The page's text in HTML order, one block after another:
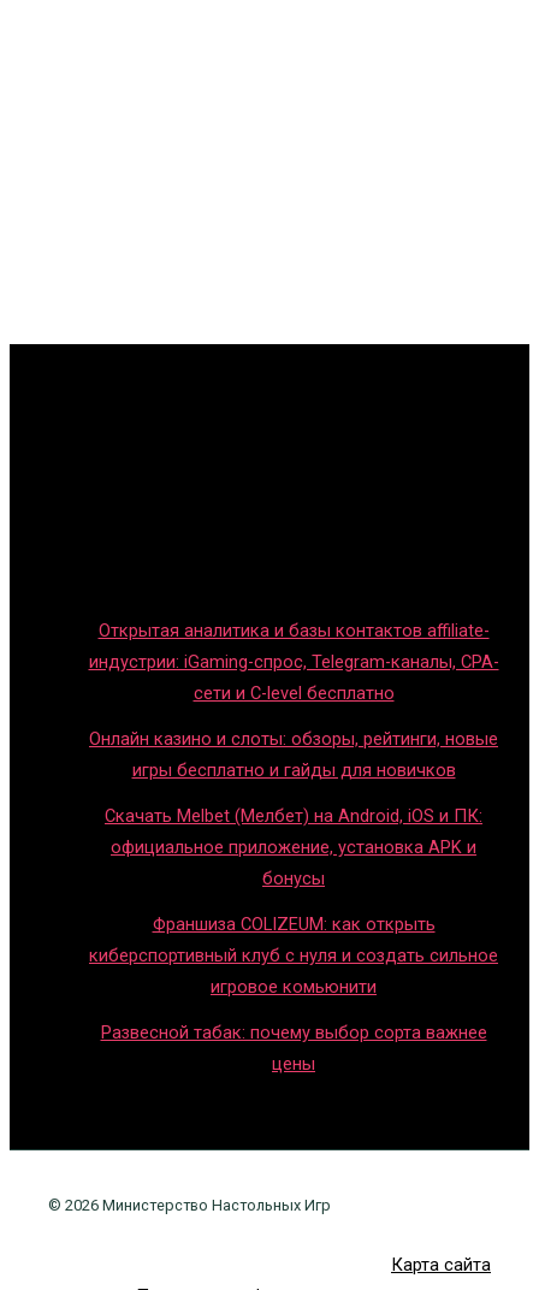
Открытая аналитика и базы контактов affiliate-
индустрии: iGaming-спрос, Telegram-каналы, CPA-
сети и C-level бесплатно
Онлайн казино и слоты: обзоры, рейтинги, новые
игры бесплатно и гайды для новичков
Скачать Melbet (Мелбет) на Android, iOS и ПК:
официальное приложение, установка APK и
бонусы
Франшиза COLIZEUM: как открыть
киберспортивный клуб с нуля и создать сильное
игровое комьюнити
Развесной табак: почему выбор сорта важнее
цены
© 2026 Министерство Настольных Игр
Карта сайта